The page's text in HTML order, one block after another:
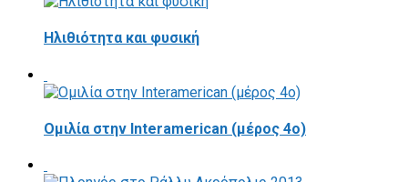
Ηλιθιότητα και φυσική
Ομιλία στην Interamerican (μέρος 4ο)